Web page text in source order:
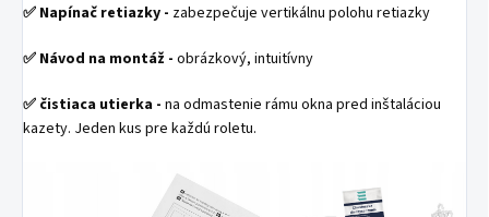
✅ Napínač retiazky - zabezpečuje vertikálnu polohu retiazky
✅ Návod na montáž - obrázkový, intuitívny
✅ čistiaca utierka - na odmastenie rámu okna pred inštaláciou
kazety. Jeden kus pre každú roletu.